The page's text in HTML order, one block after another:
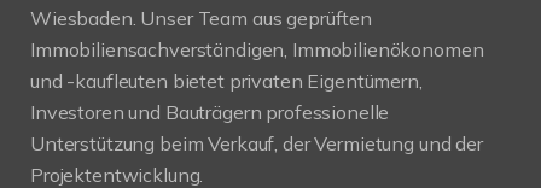
Wiesbaden. Unser Team aus geprüften
Immobiliensachverständigen, Immobilienökonomen
und -kaufleuten bietet privaten Eigentümern,
Investoren und Bauträgern professionelle
Unterstützung beim Verkauf, der Vermietung und der
Projektentwicklung.